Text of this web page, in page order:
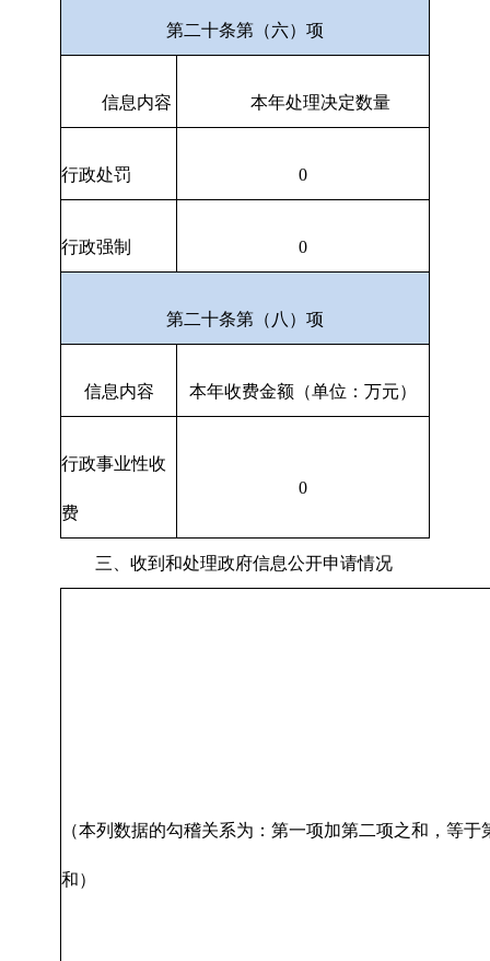
第二十条第（六）项
信息内容 本年处理决定数量
行政处罚 0
行政强制 0
第二十条第（八）项
信息内容 本年收费金额（单位：万元）
行政事业性收
费
0
三、收到和处理政府信息公开申请情况
（本列数据的勾稽关系为：第一项加第二项之和，等于
和）